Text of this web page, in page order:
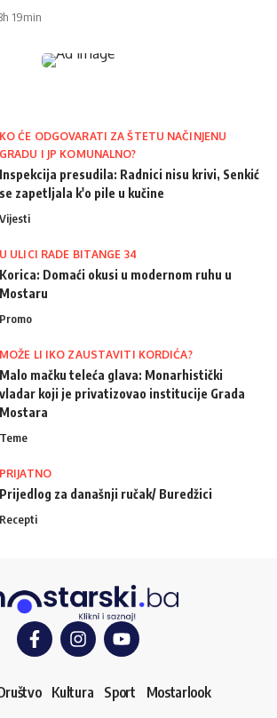
19min
KO ĆE ODGOVARATI ZA ŠTETU NAČINJENU
GRADU I JP KOMUNALNO?
Inspekcija presudila: Radnici nisu krivi, Senkić
se zapetljala k'o pile u kučine
Vijesti
U ULICI RADE BITANGE 34
Korica: Domaći okusi u modernom ruhu u
Mostaru
Promo
MOŽE LI IKO ZAUSTAVITI KORDIĆA?
Malo mačku teleća glava: Monarhistički
vladar koji je privatizovao institucije Grada
Mostara
Teme
PRIJATNO
Prijedlog za današnji ručak/ Buredžici
Recepti
Kultura Sport Mostarlook